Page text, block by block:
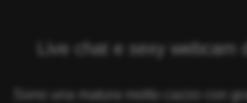
Live chat e sexy webcam
Sono una matura molto cazzo con